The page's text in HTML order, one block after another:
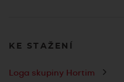
KE STAŽENÍ
Loga skupiny Hortim